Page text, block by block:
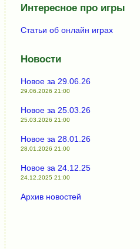
Интересное про игры
Статьи об онлайн играх
Новости
Новое за 29.06.26
29.06.2026 21:00
Новое за 25.03.26
25.03.2026 21:00
Новое за 28.01.26
28.01.2026 21:00
Новое за 24.12.25
24.12.2025 21:00
Архив новостей